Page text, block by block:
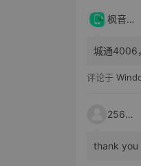
枫音应用
城通4006
评论于
25651
thank you